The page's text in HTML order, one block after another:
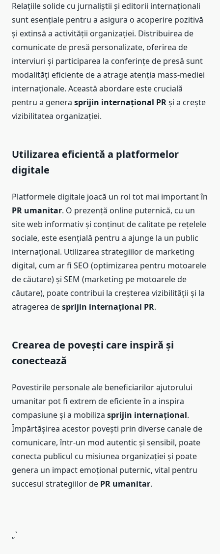
Relațiile solide cu jurnaliștii și editorii internaționali
sunt esențiale pentru a asigura o acoperire pozitivă
și extinsă a activității organizației. Distribuirea de
comunicate de presă personalizate, oferirea de
interviuri și participarea la conferințe de presă sunt
modalități eficiente de a atrage atenția mass-mediei
internaționale. Această abordare este crucială
pentru a genera sprijin internațional PRși a crește
vizibilitatea organizației.
Utilizarea eficientă a platformelor
digitale
Platformele digitale joacă un rol tot mai important în
PR umanitar. O prezență online puternică, cu un
site web informativ și conținut de calitate pe rețelele
sociale, este esențială pentru a ajunge la un public
internațional. Utilizarea strategiilor de marketing
digital, cum ar fi SEO (optimizarea pentru motoarele
de căutare) și SEM (marketing pe motoarele de
căutare), poate contribui la creșterea vizibilității și la
atragerea desprijin internațional PR.
Crearea de povești care inspiră și
conectează
Povestirile personale ale beneficiarilor ajutorului
umanitar pot fi extrem de eficiente în a inspira
compasiune și a mobiliza sprijin internațional.
Împărtășirea acestor povești prin diverse canale de
comunicare, într-un mod autentic și sensibil, poate
conecta publicul cu misiunea organizației și poate
genera un impact emoțional puternic, vital pentru
succesul strategiilor de PR umanitar.
„`